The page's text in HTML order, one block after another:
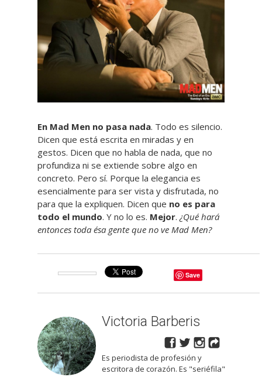
En Mad Men no pasa nada. Todo es silencio.
Dicen que está escrita en miradas y en
gestos. Dicen que no habla de nada, que no
profundiza ni se extiende sobre algo en
concreto. Pero sí. Porque la elegancia es
esencialmente para ser vista y disfrutada, no
para que la expliquen. Dicen que no es para
todo el mundo. Y no lo es. Mejor. ¿Qué hará
entonces toda ésa gente que no ve Mad Men?
Save
Victoria Barberis
Es periodista de profesión y
escritora de corazón. Es "seriéfila"